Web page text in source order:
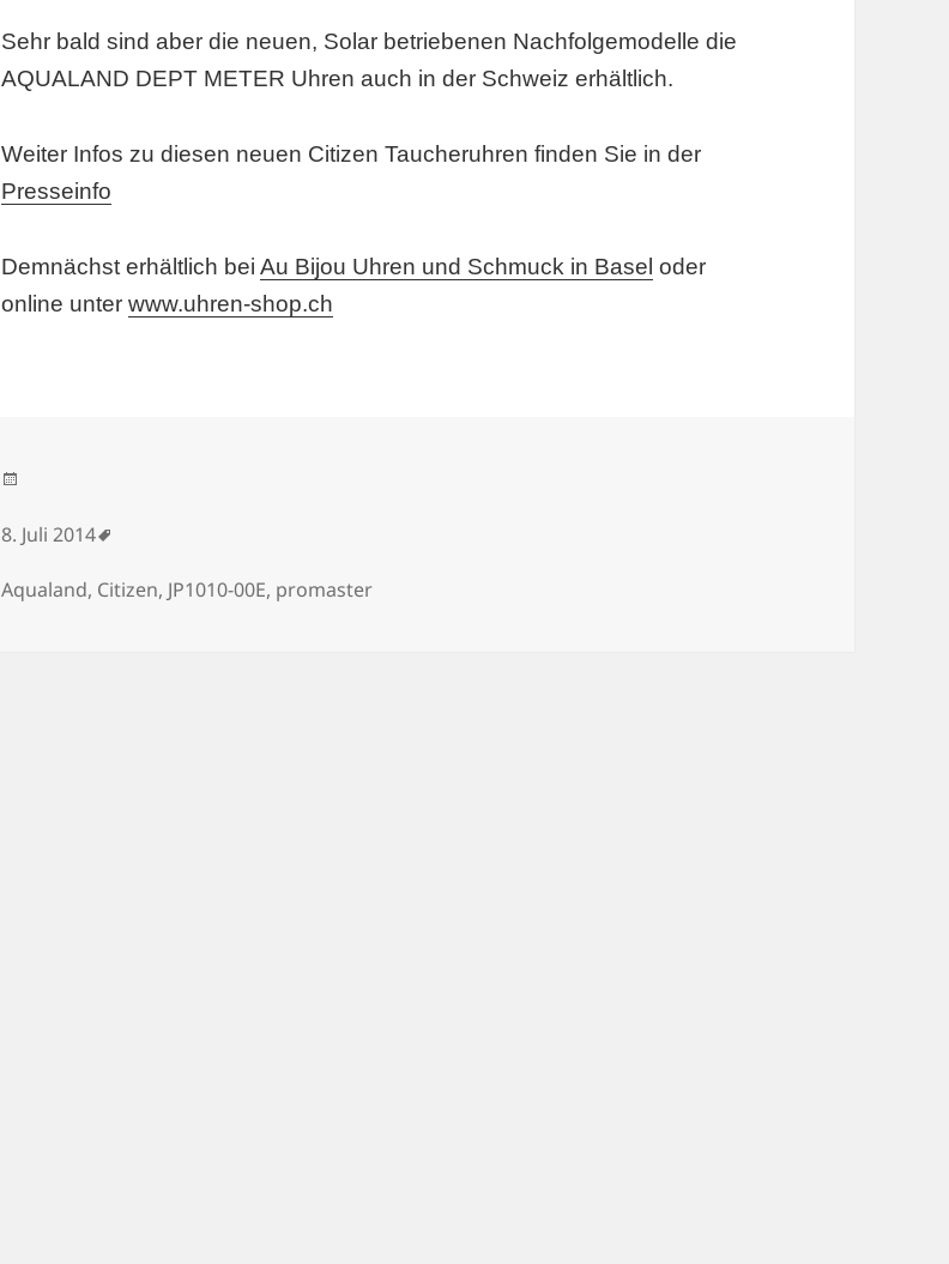
Sehr bald sind aber die neuen, Solar betriebenen Nachfolgemodelle die
AQUALAND DEPT METER Uhren auch in der Schweiz erhältlich.
Weiter Infos zu diesen neuen Citizen Taucheruhren finden Sie in der
Presseinfo
Demnächst erhältlich beiAu Bijou Uhren und Schmuck in Basel oder
online unterwww.uhren-shop.ch
8. Juli 2014
Aqualand, Citizen, JP1010-00E, promaster